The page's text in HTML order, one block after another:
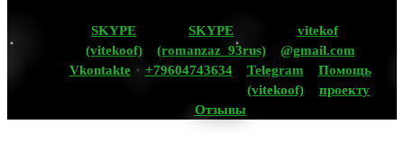
SKYPE
(vitekoof)
SKYPE
(romanzaz_93rus)
vitekof
@gmail.com
Vkontakte
+79604743634
Telegram
(vitekoof)
Помощь
проекту
Отзывы